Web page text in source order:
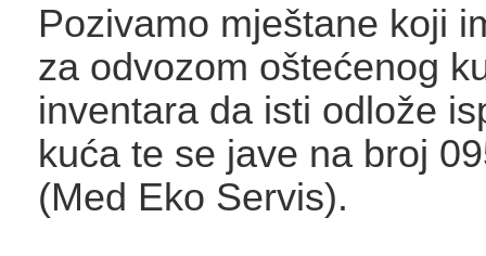
Pozivamo mještane koji
za odvozom oštećenog
inventara da isti odlože
kuća te se jave na broj
(Med Eko Servis).